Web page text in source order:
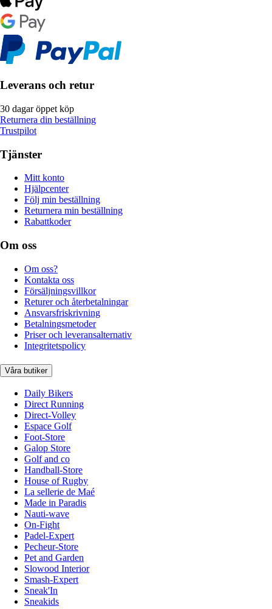
Leverans och retur
30 dagar öppet köp
Returnera din beställning
Trustpilot
Tjänster
Mitt konto
Hjälpcenter
Följ min beställning
Returnera min beställning
Rabattkoder
Om oss
Om oss?
Kontakta oss
Försäljningsvillkor
Returer och återbetalningar
Ansvarsfriskrivning
Betalningsmetoder
Priser och leveransalternativ
Integritetspolicy
Våra butiker
Daily Bikers
Direct Running
Direct-Volley
Espace Golf
Foot-Store
Galop Store
Golf and co
Handball-Store
House of Rugby
La sellerie de Maé
Made in Paradis
Nauti-wave
On-Fight
Padel-Expert
Pecheur-Store
Pet and Garden
Slowood Interior
Smash-Expert
Sneak'In
Sneakids